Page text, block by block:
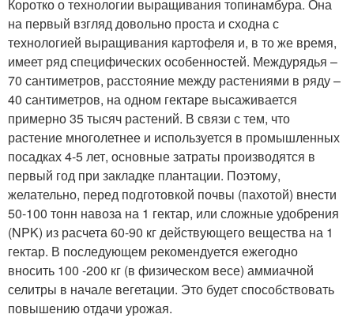
Коротко о технологии выращивания топинамбура. Она
на первый взгляд довольно проста и сходна с
технологией выращивания картофеля и, в то же время,
имеет ряд специфических особенностей. Междурядья –
70 сантиметров, расстояние между растениями в ряду –
40 сантиметров, на одном гектаре высаживается
примерно 35 тысяч растений. В связи с тем, что
растение многолетнее и используется в промышленных
посадках 4-5 лет, основные затраты производятся в
первый год при закладке плантации. Поэтому,
желательно, перед подготовкой почвы (пахотой) внести
50-100 тонн навоза на 1 гектар, или сложные удобрения
(NPK) из расчета 60-90 кг действующего вещества на 1
гектар. В последующем рекомендуется ежегодно
вносить 100 -200 кг (в физическом весе) аммиачной
селитры в начале вегетации. Это будет способствовать
повышению отдачи урожая.